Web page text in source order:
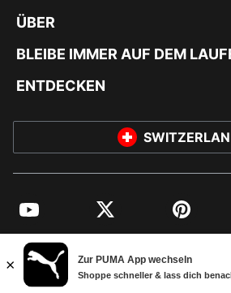
ÜBER
BLEIBE IMMER AUF DEM
ENTDECKEN
YouTube Twitter Pinterest
© PUMA EUROPE GMBH, 2026.
IMPRESSUM